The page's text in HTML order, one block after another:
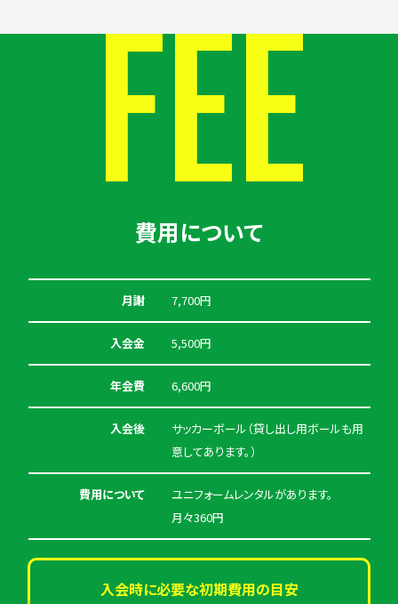
FEE
費用について
月謝 7,700円
入会金 5,500円
年会費 6,600円
入会後
サッカーボール（貸し出し用ボールも用
意してあります。）
費用について
ユニフォームレンタルがあります。
月々360円
入会時に必要な初期費用の目安